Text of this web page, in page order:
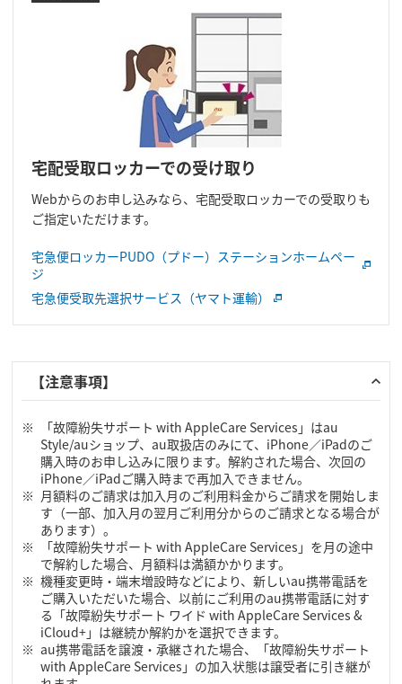
宅配受取ロッカーでの受け取り
Webからのお申し込みなら、宅配受取ロッカーでの受取りも
ご指定いただけます。
宅急便ロッカーPUDO（プドー）ステーションホームペー
ジ
宅急便受取先選択サービス（ヤマト運輸）
【注意事項】
「故障紛失サポート with AppleCare Services」はau
Style/auショップ、au取扱店のみにて、iPhone／iPadのご
購入時のお申し込みに限ります。解約された場合、次回の
iPhone／iPadご購入時まで再加入できません。
月額料のご請求は加入月のご利用料金からご請求を開始しま
す（一部、加入月の翌月ご利用分からのご請求となる場合が
あります）。
「故障紛失サポート with AppleCare Services」を月の途中
で解約した場合、月額料は満額かかります。
機種変更時・端末増設時などにより、新しいau携帯電話を
ご購入いただいた場合、以前にご利用のau携帯電話に対す
る「故障紛失サポート ワイド with AppleCare Services &
iCloud+」は継続か解約かを選択できます。
au携帯電話を譲渡・承継された場合、「故障紛失サポート
with AppleCare Services」の加入状態は譲受者に引き継が